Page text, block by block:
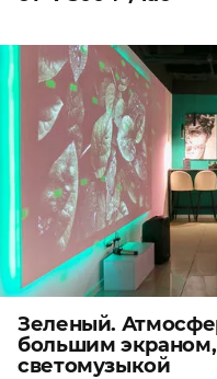
Зеленый.
большим
светомузыкой